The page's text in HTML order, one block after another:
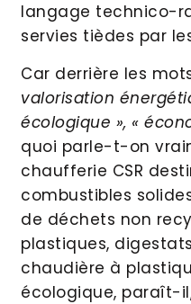
langage technico-
servies tièdes par
Car derrière les
valorisation
écologique », «
quoi parle-t-on
chaufferie CSR
combustibles
de déchets non
plastiques,
chaudière à
écologique, paraît-